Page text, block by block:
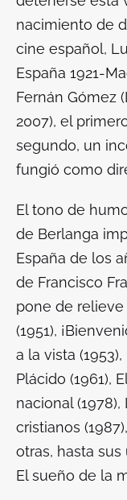
nacimiento de
cine español,
España 1921-
Fernán Gómez
2007), el
segundo, un
fungió como
El tono de
de Berlanga
España de los
de Francisco
pone de relieve
(1951),
a la vista
Plácido (1961),
nacional
cristianos
otras, hasta
El sueño de la